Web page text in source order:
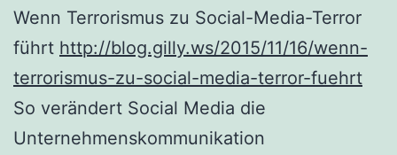
Wenn Terrorismus zu Social-Media-Terror
führt http://blog.gilly.ws/2015/11/16/wenn-
terrorismus-zu-social-media-terror-fuehrt
So verändert Social Media die
Unternehmenskommunikation